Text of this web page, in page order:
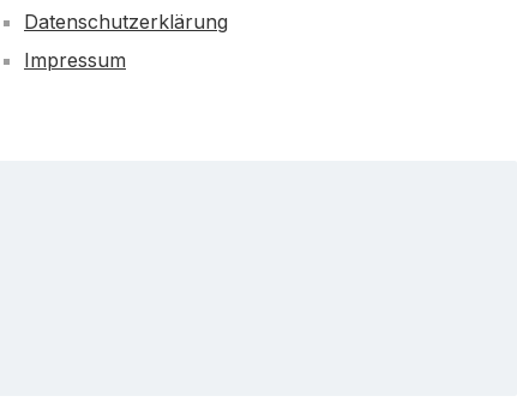
Datenschutzerklärung
Impressum